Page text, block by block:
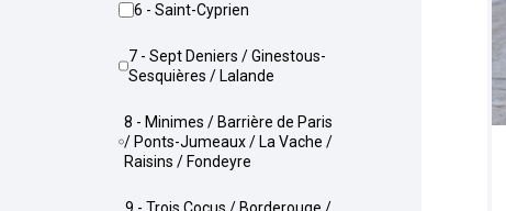
6 - Saint-Cyprien
7 - Sept Deniers / Ginestous-
Sesquières / Lalande
8 - Minimes / Barrière de Paris
/ Ponts-Jumeaux / La Vache /
Raisins / Fondeyre